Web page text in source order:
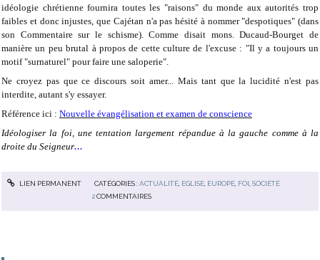
idéologie chrétienne fournira toutes les "raisons" du monde aux autorités trop
faibles et donc injustes, que Cajétan n'a pas hésité à nommer "despotiques" (dans
son Commentaire sur le schisme). Comme disait mons. Ducaud-Bourget de
manière un peu brutal à propos de cette culture de l'excuse : "Il y a toujours un
motif "surnaturel" pour faire une saloperie".
Ne croyez pas que ce discours soit amer... Mais tant que la lucidité n'est pas
interdite, autant s'y essayer.
Référence ici : Nouvelle évangélisation et examen de conscience
Idéologiser la foi, une tentation largement répandue à la gauche comme à la
droite du Seigneur...
LIEN PERMANENT CATÉGORIES :ACTUALITÉ, EGLISE, EUROPE, FOI SOCIÉTÉ
2 COMMENTAIRES